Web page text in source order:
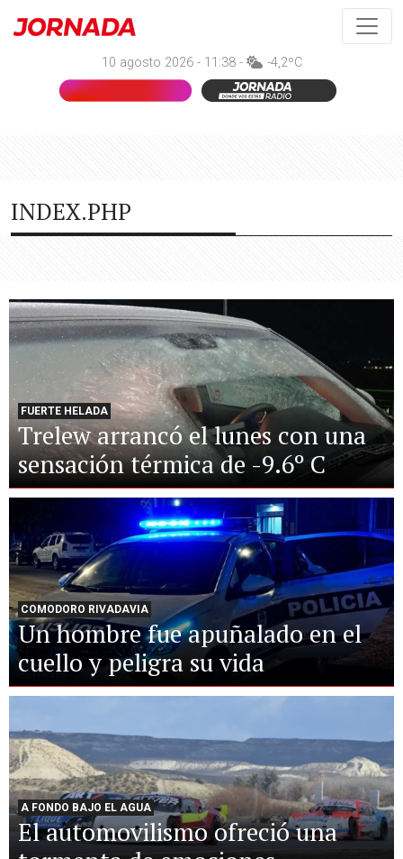
10 agosto 2026 - 11:38 - -4,2ºC
INDEX.PHP
FUERTE HELADA
Trelew arrancó el lunes con una
sensación térmica de -9.6º C
COMODORO RIVADAVIA
Un hombre fue apuñalado en el
cuello y peligra su vida
A FONDO BAJO EL AGUA
El automovilismo ofreció una